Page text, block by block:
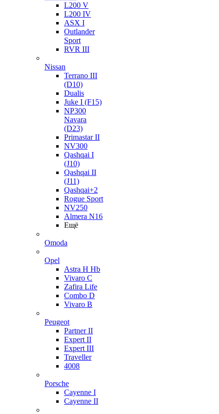
L200 V
L200 IV
ASX I
Outlander
Sport
RVR III
Nissan
Terrano III
(D10)
Dualis
Juke I (F15)
NP300
Navara
(D23)
Primastar II
NV300
Qashqai I
(J10)
Qashqai II
(J11)
Qashqai+2
Rogue Sport
NV250
Almera N16
Ещё
Omoda
Opel
Astra H Hb
Vivaro C
Zafira Life
Combo D
Vivaro B
Peugeot
Partner II
Expert II
Expert III
Traveller
4008
Porsche
Cayenne I
Cayenne II